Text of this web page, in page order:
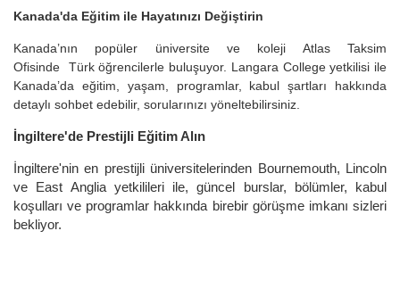
Kanada'da Eğitim ile Hayatınızı Değiştirin
Kanada’nın popüler üniversite ve koleji Atlas Taksim
Ofisinde Türk öğrencilerle buluşuyor. Langara College yetkilisi ile
Kanada’da eğitim, yaşam, programlar, kabul şartları hakkında
detaylı sohbet edebilir, sorularınızı yöneltebilirsiniz.
İngiltere'de Prestijli Eğitim Alın
İngiltere'nin en prestijli üniversitelerinden Bournemouth, Lincoln
ve East Anglia yetkilileri ile, güncel burslar, bölümler, kabul
koşulları ve programlar hakkında birebir görüşme imkanı sizleri
bekliyor.